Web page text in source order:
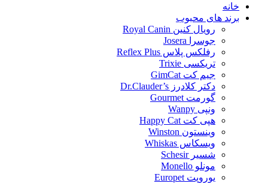
خانه
برند های محبوب
رویال کنین Royal Canin
جوسرا Josera
رفلکس پلاس Reflex Plus
تریکسی Trixie
جیم کت GimCat
دکتر کلادرز Dr.Clauder’s
گورمت Gourmet
ونپی Wanpy
هپی کت Happy Cat
وینستون Winston
ویسکاس Whiskas
شسیر Schesir
مونلو Monello
یوروپت Europet